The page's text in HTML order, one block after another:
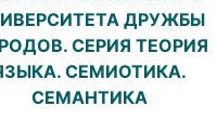
ДРУЖБЫ
СЕРИЯ ТЕОРИЯ
СЕМИОТИКА.
СЕМАНТИКА